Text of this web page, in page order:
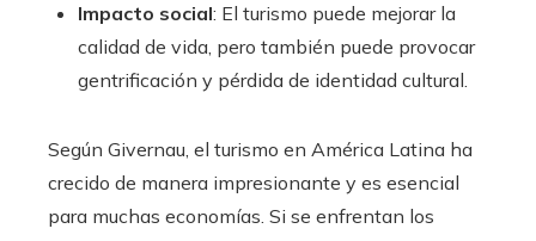
Impacto social: El turismo puede mejorar la
calidad de vida, pero también puede provocar
gentrificación y pérdida de identidad cultural.
Según Givernau, el turismo en América Latina ha
crecido de manera impresionante y es esencial
para muchas economías. Si se enfrentan los